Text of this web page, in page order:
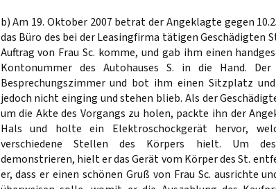
b) Am 19. Oktober 2007 betrat der Angeklagte gegen
das Büro des bei der Leasingfirma tätigen Geschädigten
Auftrag von Frau Sc. komme, und gab ihm einen
Kontonummer des Autohauses S. in die Hand.
Besprechungszimmer und bot ihm einen Sitzplatz
jedoch nicht einging und stehen blieb. Als der
um die Akte des Vorgangs zu holen, packte ihn der
Hals und holte ein Elektroschockgerät hervor,
verschiedene Stellen des Körpers hielt. Um
demonstrieren, hielt er das Gerät vom Körper des St.
er, dass er einen schönen Gruß von Frau Sc. ausrichte